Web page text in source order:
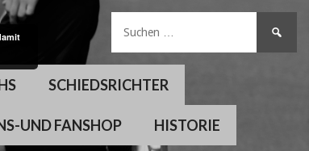
SCHIEDSRICHTER
UND FANSHOP HISTORIE
nach: